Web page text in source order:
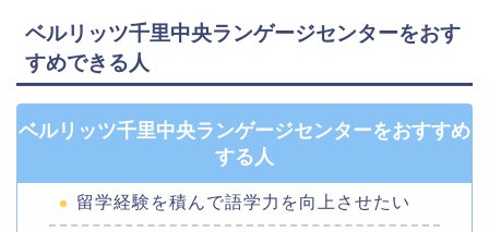
ベルリッツ千里中央ランゲージセンターをおす
すめできる人
ベルリッツ千里中央ランゲージセンターをおすすめ
する人
留学経験を積んで語学力を向上させたい